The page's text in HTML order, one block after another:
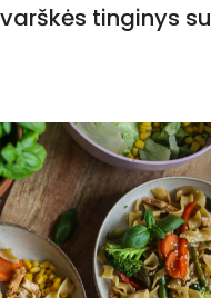
tinginys su